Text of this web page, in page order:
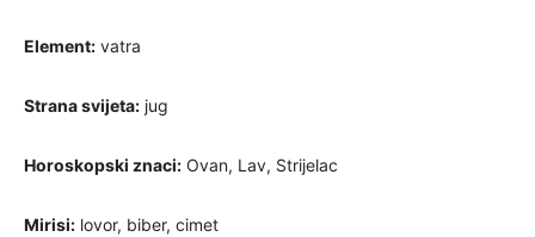
Element: vatra
Strana svijeta: jug
Horoskopski znaci: Ovan, Lav, Strijelac
Mirisi: lovor, biber, cimet